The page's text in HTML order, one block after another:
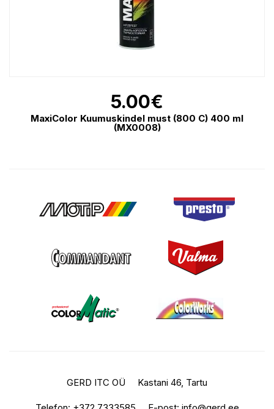
5.00€
MaxiColor Kuumuskindel must (800 C) 400 ml
(MX0008)
GERD ITC OÜ Kastani 46, Tartu